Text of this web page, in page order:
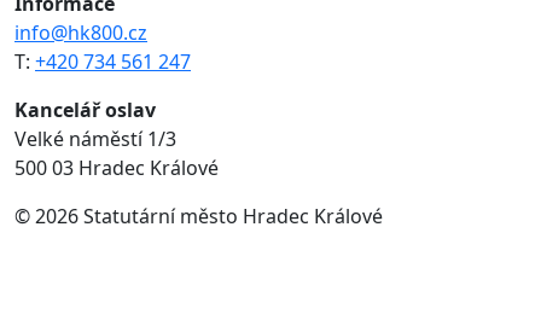
info@hk800.cz
T: +420 734 561 247
Kancelář oslav
Velké náměstí 1/3
500 03 Hradec Králové
© 2026 Statutární město Hradec Králové